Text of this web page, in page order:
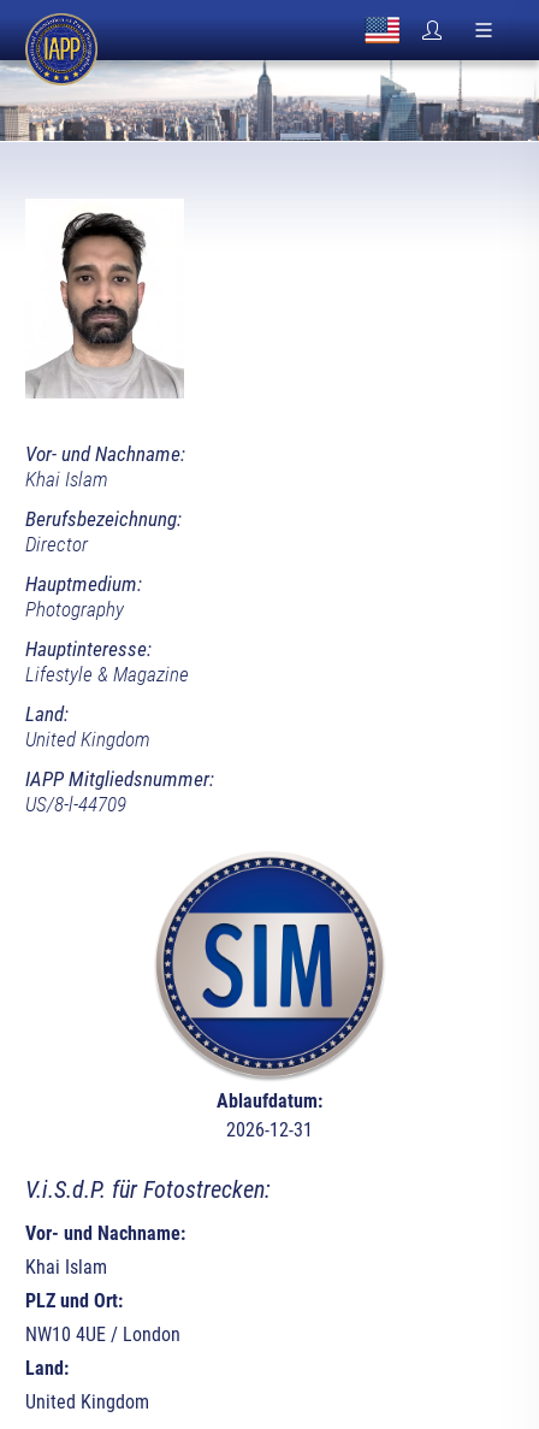
Vor- und Nachname:
Khai Islam
Berufsbezeichnung:
Director
Hauptmedium:
Photography
Hauptinteresse:
Lifestyle & Magazine
Land:
United Kingdom
IAPP Mitgliedsnummer:
US/8-l-44709
Ablaufdatum:
2026-12-31
V.i.S.d.P. für Fotostrecken:
Vor- und Nachname:
Khai Islam
PLZ und Ort:
NW10 4UE / London
Land:
United Kingdom